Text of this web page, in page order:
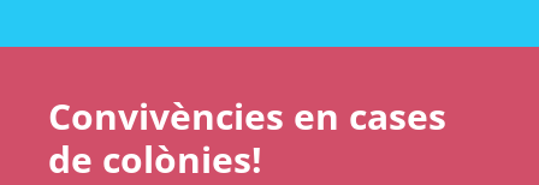
Convivències en cases
de colònies!